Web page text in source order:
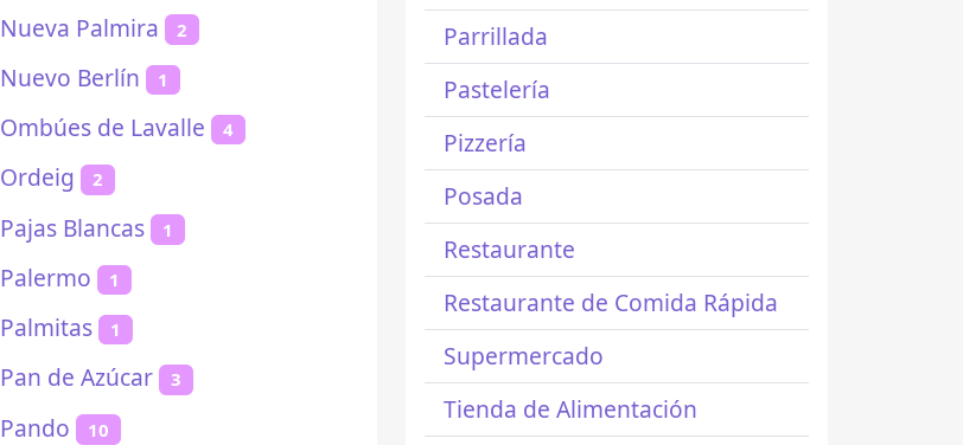
Nueva Palmira 2
Nuevo Berlín 1
Ombúes de Lavalle 4
Ordeig 2
Pajas Blancas 1
Palermo 1
Palmitas 1
Pan de Azúcar 3
Pando 10
Parrillada
Pastelería
Pizzería
Posada
Restaurante
Restaurante de Comida Rápida
Supermercado
Tienda de Alimentación